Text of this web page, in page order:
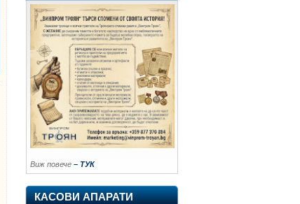
Виж повече – ТУК
КАСОВИ АПАРАТИ